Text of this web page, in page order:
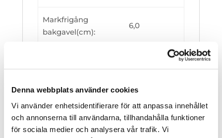
Denna webbplats använder cookies
Vi använder enhetsidentifierare för att anpassa innehållet
och annonserna till användarna, tillhandahålla funktioner
för sociala medier och analysera vår trafik. Vi
Markfrigång
bakgavel(cm):
6,0
sida
Modullås: Låsbar
Bakpanel:
Klarglas 4
mm (UV-